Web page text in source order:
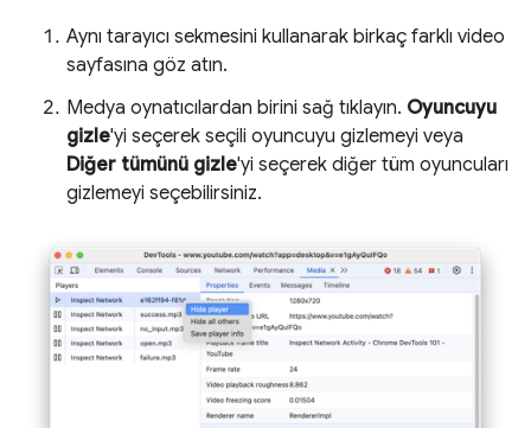
Aynı tarayıcı sekmesini kullanarak birkaç farklı video
sayfasına göz atın.
Medya oynatıcılardan birini sağ tıklayın. Oyuncuyu
gizle'yi seçerek seçili oyuncuyu gizlemeyi veya
Diğer tümünü gizle'yi seçerek diğer tüm oyuncuları
gizlemeyi seçebilirsiniz.